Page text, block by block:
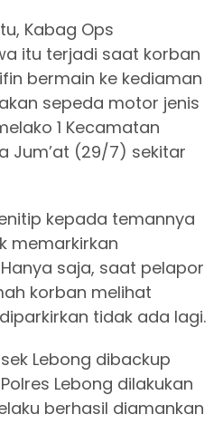
Kabag Ops
itu terjadi saat korban
bermain ke kediaman
sepeda motor jenis
1 Kecamatan
Jum’at (29/7) sekitar
kepada temannya
memarkirkan
saja, saat pelapor
korban melihat
tidak ada lagi.
Lebong dibackup
Lebong dilakukan
berhasil diamankan